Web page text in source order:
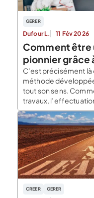
GERER
Dufour L. 11 Fév 2026
Comment être
pionnier grâce
C’est précisément
méthode
tout son sens.
travaux,
aux entrepreneurs
de marché ou
robuste pour
en terrain vierge et
CREER GERER